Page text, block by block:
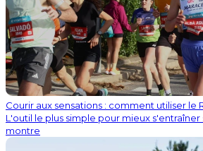
Courir aux sensations : comment utiliser le
L'outil le plus simple pour mieux s'entraîner
montre